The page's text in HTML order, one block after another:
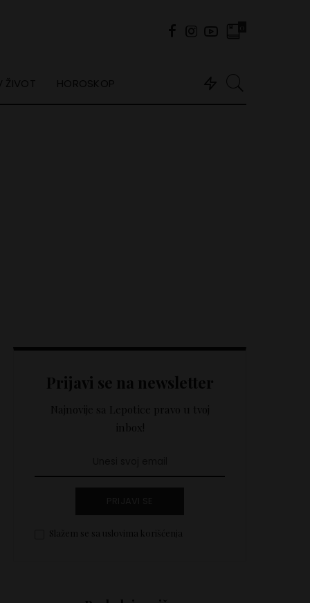
ŽIVOT HOROSKOP
Prijavi se na newsletter
Najnovije sa Lepotice pravo u tvoj
inbox!
Slažem se sa uslovima korišćenja